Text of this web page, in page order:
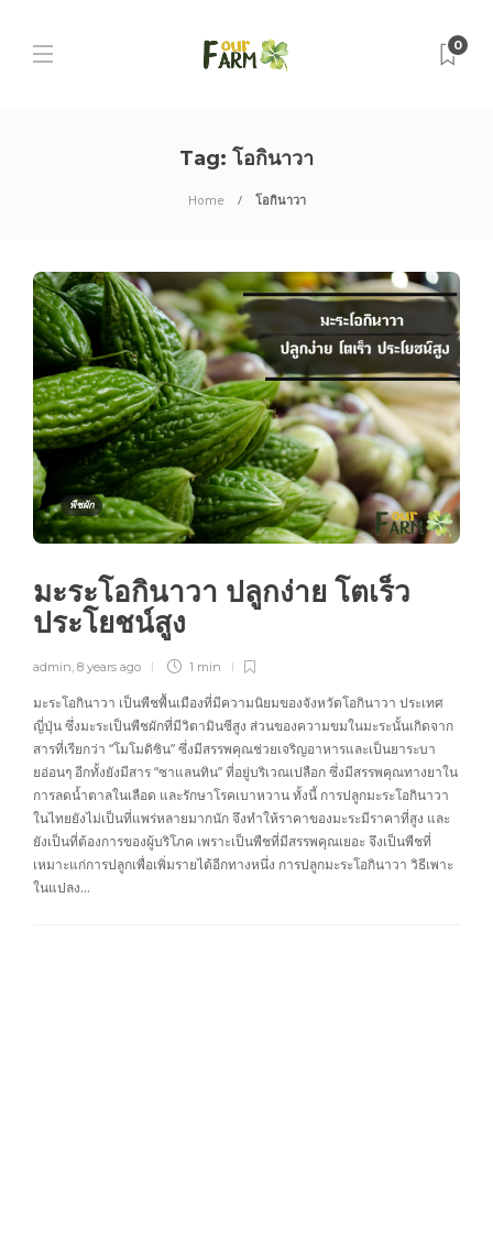
0
Tag: โอกินาวา
Home โอกินาวา
พืชผัก
มะระโอกินาวา ปลูกง่าย โตเร็ว
ประโยชน์สูง
admin 8 years ago 1 min
มะระโอกินาวา เป็นพืชพื้นเมืองที่มีความนิยมของจังหวัดโอกินาวา ประเทศ
ญี่ปุ่น ซึ่งมะระเป็นพืชผักที่มีวิตามินซีสูง ส่วนของความขมในมะระนั้นเกิดจาก
สารที่เรียกว่า “โมโมดิซิน” ซึ่งมีสรรพคุณช่วยเจริญอาหารและเป็นยาระบา
ยอ่อนๆ อีกทั้งยังมีสาร “ซาแลนทิน” ที่อยู่บริเวณเปลือก ซึ่งมีสรรพคุณทางยาใน
การลดน้ำตาลในเลือด และรักษาโรคเบาหวาน ทั้งนี้ การปลูกมะระโอกินาวา
ในไทยยังไม่เป็นที่แพร่หลายมากนัก จึงทำให้ราคาของมะระมีราคาที่สูง และ
ยังเป็นที่ต้องการของผู้บริโภค เพราะเป็นพืชที่มีสรรพคุณเยอะ จึงเป็นพืชที่
เหมาะแก่การปลูกเพื่อเพิ่มรายได้อีกทางหนึ่ง การปลูกมะระโอกินาวา วิธีเพาะ
ในแปลง…